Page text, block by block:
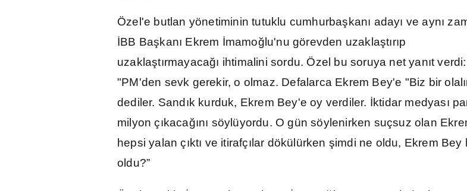
Özel'e butlan yönetiminin tutuklu cumhurbaş kanı adayı ve aynı
İBB Başkanı Ekrem İmamoğ lu'nu görevden uzaklaştırıp
uzaklaştırmayacağı ihtimalini sordu. Özel bu soruya net yanıt verdi:
"PM'den sevk gerekir, o olmaz. Defalarca Ekrem Bey'e "Biz bir olal ı
dediler. Sand ık kurduk, Ekrem Bey'e oy verdiler. İktidar medyası
milyon çıkacağını söylüyordu. O gün söylenirken suçsuz olan
hepsi yalan çıktı ve itirafçı lar dökülürken şimdi ne oldu, Ekrem Bey
oldu?”